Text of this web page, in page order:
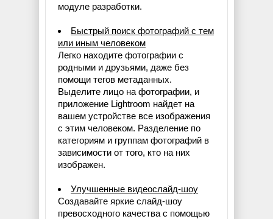
модуле разработки.
Быстрый поиск фотографий с тем
или иным человеком
Легко находите фотографии с
родными и друзьями, даже без
помощи тегов метаданных.
Выделите лицо на фотографии, и
приложение Lightroom найдет на
вашем устройстве все изображения
с этим человеком. Разделение по
категориям и группам фотографий в
зависимости от того, кто на них
изображен.
Улучшенные видеослайд-шоу
Создавайте яркие слайд-шоу
превосходного качества с помощью